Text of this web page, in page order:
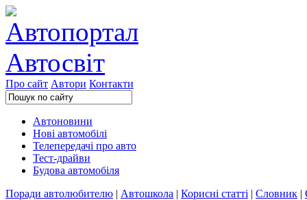
Про сайт Автори Контакти
Автоновини
Нові автомобілі
Телепередачі про авто
Тест-драйви
Будова автомобіля
Поради автолюбителю | Автошкола | Корисні статті | Словник |